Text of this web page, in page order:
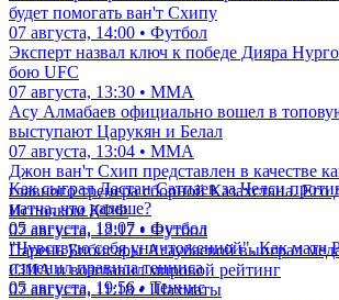
будет помогать ван'т Схипу
07 августа, 14:00 • Футбол
Эксперт назвал ключ к победе Дияра
бою UFC
07 августа, 13:30 • ММА
Асу Алмабаев официально вошел в
выступают Царукян и Белал
07 августа, 13:04 • ММА
Джон ван'т Схип представлен в качестве
главного тренера сборной Казахстана. Его
Исполком КФФ
07 августа, 12:17 • Футбол
Парень Бибисары Асаубаевой выиграл
США и возглавил мировой рейтинг
07 августа, 11:18 • Шахматы
Как сыграл Дастан Сатпаев за Челси
матча, что дальше?
05 августа, 18:07 • Футбол
"Чувствую себя уничтоженной". Как матч
изменил правила тенниса
05 августа, 19:56 • Теннис